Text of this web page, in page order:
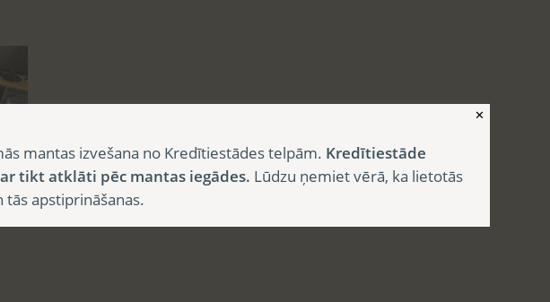
✕
mantas izvešana no Kredītiestādes telpām. Kredītiestāde
tikt atklāti pēc mantas iegādes. Lūdzu ņemiet vērā, ka lietotās
tās apstiprināšanas.